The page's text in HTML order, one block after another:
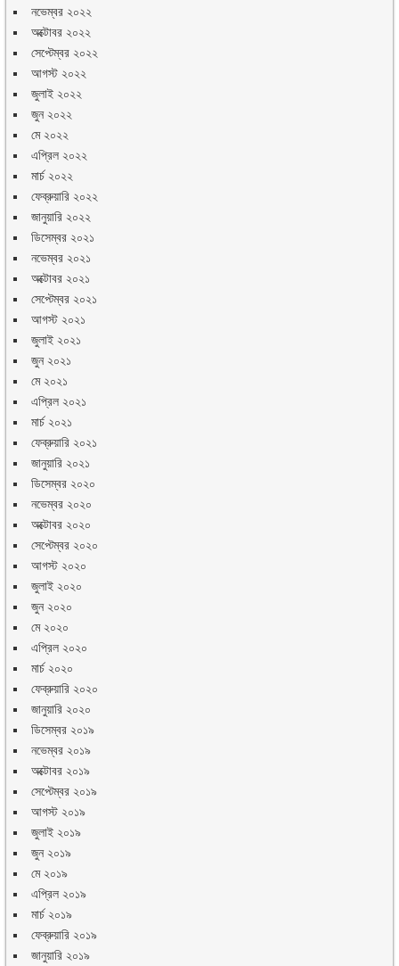
নভেম্বর ২০২২
অক্টোবর ২০২২
সেপ্টেম্বর ২০২২
আগস্ট ২০২২
জুলাই ২০২২
জুন ২০২২
মে ২০২২
এপ্রিল ২০২২
মার্চ ২০২২
ফেব্রুয়ারি ২০২২
জানুয়ারি ২০২২
ডিসেম্বর ২০২১
নভেম্বর ২০২১
অক্টোবর ২০২১
সেপ্টেম্বর ২০২১
আগস্ট ২০২১
জুলাই ২০২১
জুন ২০২১
মে ২০২১
এপ্রিল ২০২১
মার্চ ২০২১
ফেব্রুয়ারি ২০২১
জানুয়ারি ২০২১
ডিসেম্বর ২০২০
নভেম্বর ২০২০
অক্টোবর ২০২০
সেপ্টেম্বর ২০২০
আগস্ট ২০২০
জুলাই ২০২০
জুন ২০২০
মে ২০২০
এপ্রিল ২০২০
মার্চ ২০২০
ফেব্রুয়ারি ২০২০
জানুয়ারি ২০২০
ডিসেম্বর ২০১৯
নভেম্বর ২০১৯
অক্টোবর ২০১৯
সেপ্টেম্বর ২০১৯
আগস্ট ২০১৯
জুলাই ২০১৯
জুন ২০১৯
মে ২০১৯
এপ্রিল ২০১৯
মার্চ ২০১৯
ফেব্রুয়ারি ২০১৯
জানুয়ারি ২০১৯